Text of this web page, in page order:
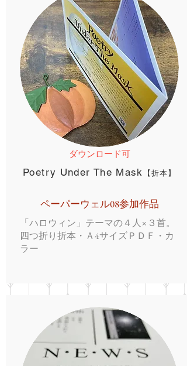
ダウンロード可
Poetry Under The Mask 【折本】
ペーパーウェル08参加作品
「ハロウィン」テーマの４人×３首。
四つ折り折本・Ａ4サイズＰＤＦ・カ
ラー